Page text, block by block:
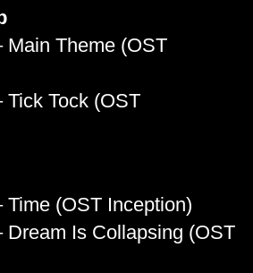
Main Theme (OST
Tick Tock (OST
Time (OST Inception)
Dream Is Collapsing (OST